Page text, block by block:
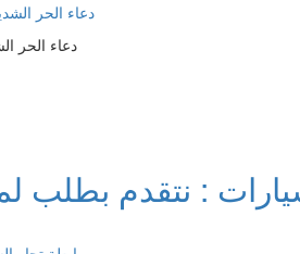
دعاء الحر
: نتقدم بطلب